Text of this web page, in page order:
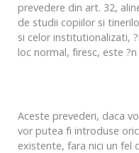
prevedere din art. 32,
de studii copiilor si
si celor institutionalizati,
loc normal, firesc, este
Aceste prevederi, daca
vor putea fi introduse
existente, fara nici un fel